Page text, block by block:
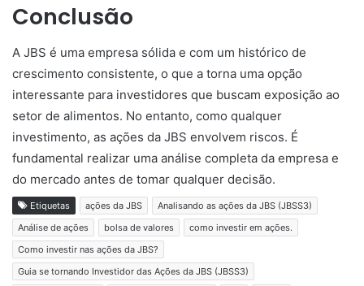
Conclusão
A JBS é uma empresa sólida e com um histórico de
crescimento consistente, o que a torna uma opção
interessante para investidores que buscam exposição ao
setor de alimentos. No entanto, como qualquer
investimento, as ações da JBS envolvem riscos. É
fundamental realizar uma análise completa da empresa e
do mercado antes de tomar qualquer decisão.
Etiquetas ações da JBS
Analisando as ações da JBS (JBSS3)
Análise de ações
bolsa de valores
como investir em ações.
Como investir nas ações da JBS?
Guia se tornando Investidor das Ações da JBS (JBSS3)